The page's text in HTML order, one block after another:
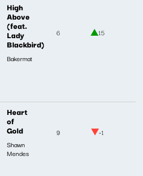
High
Above
(feat.
Lady
Blackbird)
Bakermat
6 15
Heart
of
Gold
Shawn
Mendes
9 -1